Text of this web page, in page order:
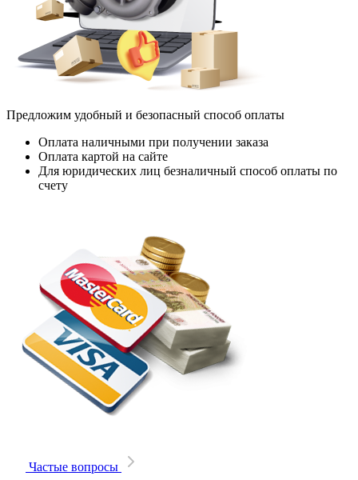
Предложим удобный и безопасный способ оплаты
Оплата наличными при получении заказа
Оплата картой на сайте
Для юридических лиц безналичный способ оплаты по
счету
Частые вопросы